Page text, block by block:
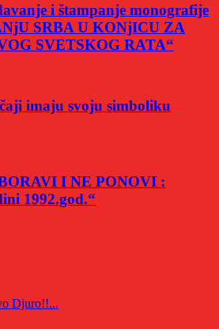
i štampanje monografije
SRBA U KONjICU ZA
SVETSKOG RATA“
imaju svoju simboliku
I NE PONOVI :
1992.god.“
Djuro!!...